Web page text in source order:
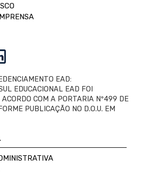
EAD:
EDUCACIONAL EAD FOI
COM A PORTARIA Nº499 DE
PUBLICAÇÃO NO D.O.U. EM